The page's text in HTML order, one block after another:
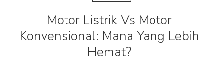
Motor Listrik Vs Motor
Konvensional: Mana Yang Lebih
Hemat?